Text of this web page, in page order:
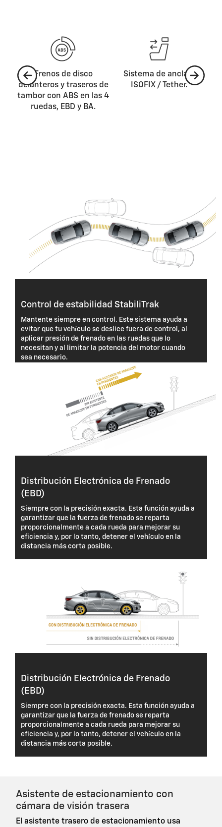
Frenos de disco
delanteros y traseros de
tambor con ABS en las 4
ruedas, EBD y BA.
Sistema de anclaje
ISOFIX / Tether.
Control de estabilidad StabiliTrak
Mantente siempre en control. Este sistema ayuda a
evitar que tu vehículo se deslice fuera de control, al
aplicar presión de frenado en las ruedas que lo
necesitan y al limitar la potencia del motor cuando
sea necesario.
Distribución Electrónica de Frenado
(EBD)
Siempre con la precisión exacta. Esta función ayuda a
garantizar que la fuerza de frenado se reparta
proporcionalmente a cada rueda para mejorar su
eficiencia y, por lo tanto, detener el vehículo en la
distancia más corta posible.
Distribución Electrónica de Frenado
(EBD)
Siempre con la precisión exacta. Esta función ayuda a
garantizar que la fuerza de frenado se reparta
proporcionalmente a cada rueda para mejorar su
eficiencia y, por lo tanto, detener el vehículo en la
distancia más corta posible.
Asistente de estacionamiento con
cámara de visión trasera
El asistente trasero de estacionamiento usa